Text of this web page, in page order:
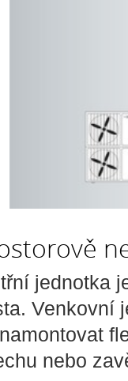
jednotka
Venkovní
nebo